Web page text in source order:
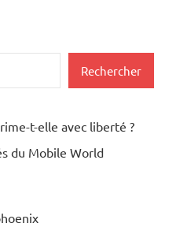
Rechercher
t-elle avec liberté ?
du Mobile World